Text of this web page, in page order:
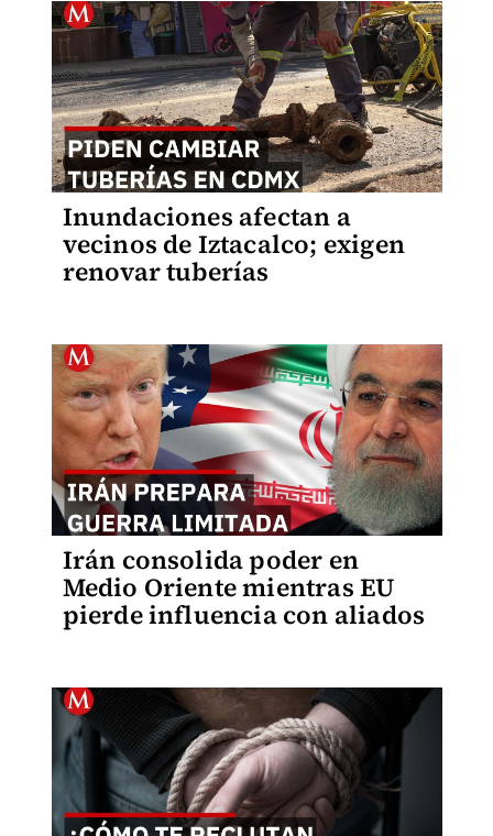
Inundaciones afectan a
vecinos de Iztacalco; exigen
renovar tuberías
Irán consolida poder en
Medio Oriente mientras EU
pierde influencia con aliados